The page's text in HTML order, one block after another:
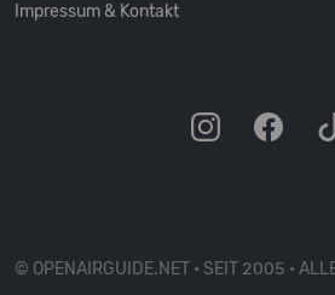
Impressum & Kontakt
© OPENAIRGUIDE.NET • SEIT 2005 •